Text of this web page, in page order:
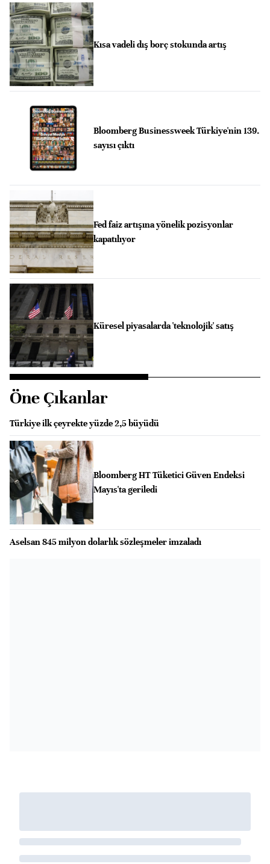
Kısa vadeli dış borç stokunda artış
Bloomberg Businessweek Türkiye'nin 139.
sayısı çıktı
Fed faiz artışına yönelik pozisyonlar
kapatılıyor
Küresel piyasalarda 'teknolojik' satış
Öne Çıkanlar
Türkiye ilk çeyrekte yüzde 2,5 büyüdü
Bloomberg HT Tüketici Güven Endeksi
Mayıs'ta geriledi
Aselsan 845 milyon dolarlık sözleşmeler imzaladı